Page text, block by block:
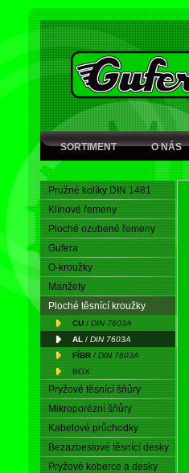
SORTIMENT O NÁS
Pružné kolíky DIN 1481
Klínové řemeny
Ploché ozubené řemeny
Gufera
O-kroužky
Manžety
Ploché těsnící kroužky
CU / DIN 7603A
AL / DIN 7603A
FÍBR / DIN 7603A
BOX
Pryžové těsnící šňůry
Mikroporézní šňůry
Kabelové průchodky
Bezazbestové těsnící desky
Pryžové koberce a desky